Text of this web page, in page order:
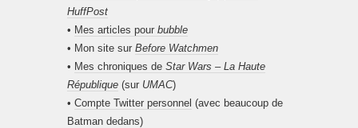
HuffPost
• Mes articles pour bubble
• Mon site sur Before Watchmen
• Mes chroniques de Star Wars – La Haute
République (sur UMAC)
• Compte Twitter personnel (avec beaucoup de
Batman dedans)